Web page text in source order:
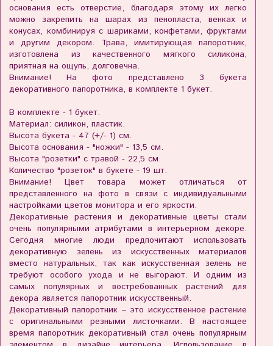
основания есть отверстие, благодаря этому их легко
можно закрепить на шарах из пенопласта, венках и
конусах, комбинируя с шариками, конфетами, фруктами
и другим декором. Трава, имитирующая папоротник,
изготовлена из качественного мягкого силикона,
приятная на ощупь, долговечна.
Внимание! На фото представлено 3 букета
декоративного папоротника, в комплекте 1 букет.
В комплекте - 1 букет.
Материал: силикон, пластик.
Высота букета - 47 (+/- 1) см.
Высота основания - "ножки" - 13,5 см.
Высота "розетки" с травой - 22,5 см.
Количество "розеток" в букете - 19 шт.
Внимание! Цвет товара может отличаться от
представленного на фото в связи с индивидуальными
настройками цветов монитора и его яркости.
Декоративные растения и декоративные цветы стали
очень популярными атрибутами в интерьерном декоре.
Сегодня многие люди предпочитают использовать
декоративную зелень из искусственных материалов
вместо натуральных, так как искусственная зелень не
требуют особого ухода и не выгорают. И одним из
самых популярных и востребованных растений для
декора является папоротник искусственный.
Декоративный папоротник – это искусственное растение
с оригинальными резными листочками. В настоящее
время папоротник декоративный стал очень популярным